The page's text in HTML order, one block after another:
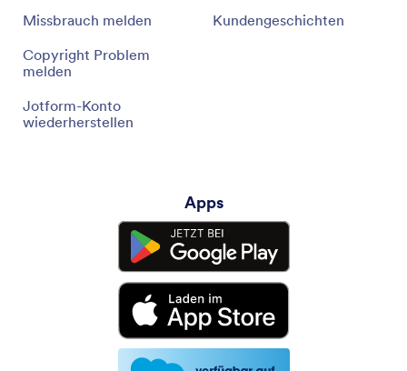
Missbrauch melden
Copyright Problem
melden
Jotform-Konto
wiederherstellen
Kundengeschichten
Apps